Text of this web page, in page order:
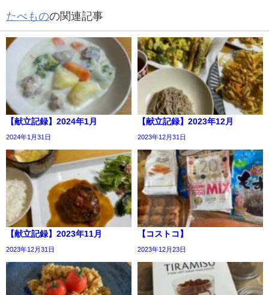
たべものの関連記事
【献立記録】2024年1月
2024年1月31日
【献立記録】2023年12月
2023年12月31日
【献立記録】2023年11月
2023年12月31日
【コストコ】
2023年12月23日